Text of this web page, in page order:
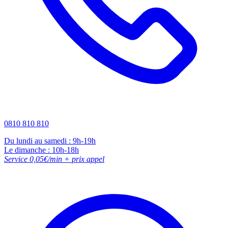
0810 810 810
Du lundi au samedi : 9h-19h
Le dimanche : 10h-18h
Service 0,05€/min + prix appel